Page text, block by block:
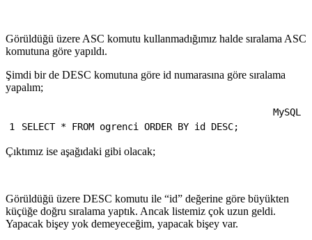
Görüldüğü üzere ASC komutu kullanmadığımız halde sıralama ASC
komutuna göre yapıldı.
Şimdi bir de DESC komutuna göre id numarasına göre sıralama
yapalım;
MySQL
1
SELECT * FROM ogrenci ORDER BY id DESC;
Çıktımız ise aşağıdaki gibi olacak;
Görüldüğü üzere DESC komutu ile “id” değerine göre büyükten
küçüğe doğru sıralama yaptık. Ancak listemiz çok uzun geldi.
Yapacak bişey yok demeyeceğim, yapacak bişey var.